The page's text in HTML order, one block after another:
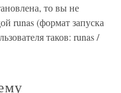
то вы не
runas (формат запуска
таков: runas /